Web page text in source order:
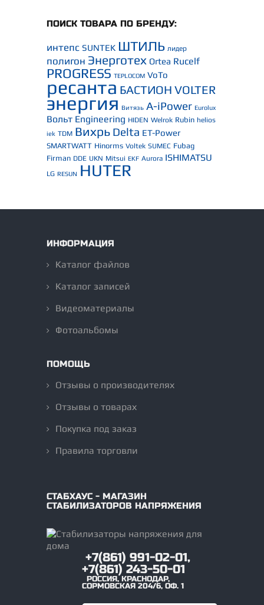
ПОИСК ТОВАРА ПО БРЕНДУ:
интепс SUNTEK ШТИЛЬ лидер
полигон Энерготех Ortea Rucelf
PROGRESS TEPLOCOM VoTo
ресанта БАСТИОН VOLTER
энергия Витязь A-iPower Eurolux
Вольт Engineering HIDEN Welrok Rubin helios
iek TDM Вихрь Delta ET-Power
SMARTWATT Hinorms Voltek SUMEC Fubag
Firman DDE UKN Mitsui EKF Aurora ISHIMATSU
LG RESUN HUTER
ИНФОРМАЦИЯ
Каталог файлов
Каталог записей
Видеоматериалы
Фотоальбомы
ПОМОЩЬ
Отзывы о производителях
Отзывы о товарах
Покупка под заказ
Правила торговли
СТАБХАУС - МАГАЗИН
СТАБИЛИЗАТОРОВ НАПРЯЖЕНИЯ
+7(861) 991-02-01,
+7(861) 243-50-01
РОССИЯ,КРАСНОДАР,
СОРМОВСКАЯ 204/6, ОФ. 1